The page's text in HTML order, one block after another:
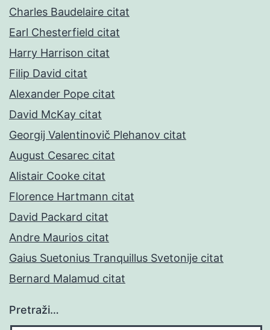
Charles Baudelaire citat
Earl Chesterfield citat
Harry Harrison citat
Filip David citat
Alexander Pope citat
David McKay citat
Georgij Valentinovič Plehanov citat
August Cesarec citat
Alistair Cooke citat
Florence Hartmann citat
David Packard citat
Andre Maurios citat
Gaius Suetonius Tranquillus Svetonije citat
Bernard Malamud citat
Pretraži…